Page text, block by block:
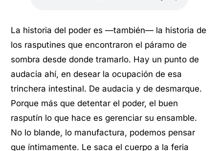
La historia del poder es —también— la historia de
los rasputines que encontraron el páramo de
sombra desde donde tramarlo. Hay un punto de
audacia ahí, en desear la ocupación de esa
trinchera intestinal. De audacia y de desmarque.
Porque más que detentar el poder, el buen
rasputín lo que hace es gerenciar su ensamble.
No lo blande, lo manufactura, podemos pensar
que íntimamente. Le saca el cuerpo a la feria